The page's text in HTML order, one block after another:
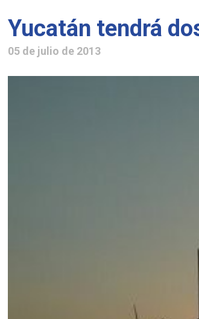
Yucatán tendrá
05 de julio de 2013